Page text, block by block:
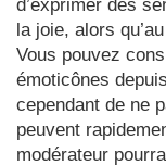
d’exprimer des
la joie, alors
Vous pouvez
émoticônes
cependant de ne
peuvent
modérateur